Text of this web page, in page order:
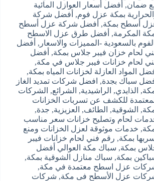
ضمان, أفضل أسعار العوازل المائية
بمكة عزل فوم, أفضل شركة
أسطح بمكة, أفضل شركة عزل أسطح
المكرمة, أفضل طرق عزل الاسطح
بالسعودية -المميزات والاسعار , أفضل
لحام خزان فيبر جلاس بمكة, أفضل
لحام خزانات فيبر جلاس في مكة,
المواد العازلة لخزانات المياه بمكة,
سباك بجدة, افضل شركات تمديد الغاز
, الذايدي, الراشيدية, الشرائع, الشركات
للكشف عن تسربات الخزانات
, الشوقية, الطائف, العزيزية, جدة,
لحام وتصليح خزانات سعر مناسب
, خدمات موثوقة لعزل الخزانات ومنع
بمكة, رقم فني لحام خزانات فيبر
بمكة, سباك مكة العوالي أفضل
بمكة, سباك منازل الشوقية بمكة,
عزل اسطح معتمدة في مكة,
عزل الأسطح فى مكة, شركات